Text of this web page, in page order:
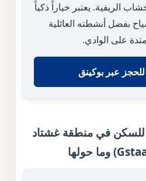
الريفية. يعتبر خياراً ذكياً
بفضل أنشطته العائلية
على الوادي.
عبر بوكينق
للسكن في منطقة غشتاد